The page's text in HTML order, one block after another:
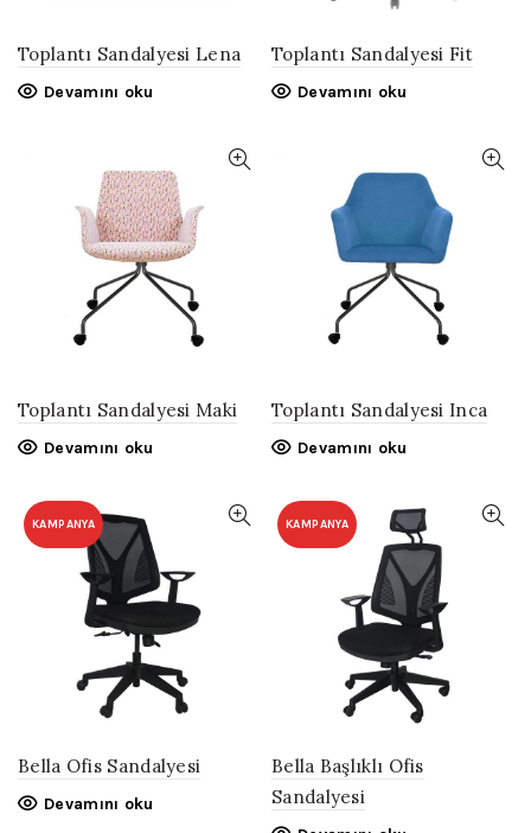
Toplantı Sandalyesi Lena
Devamını oku
Toplantı Sandalyesi Fit
Devamını oku
Toplantı Sandalyesi Maki
Devamını oku
Toplantı Sandalyesi Inca
Devamını oku
KAMPANYA
Bella Ofis Sandalyesi
Devamını oku
KAMPANYA
Bella Başlıklı Ofis
Sandalyesi